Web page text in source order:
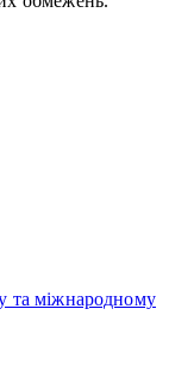
та міжнародному